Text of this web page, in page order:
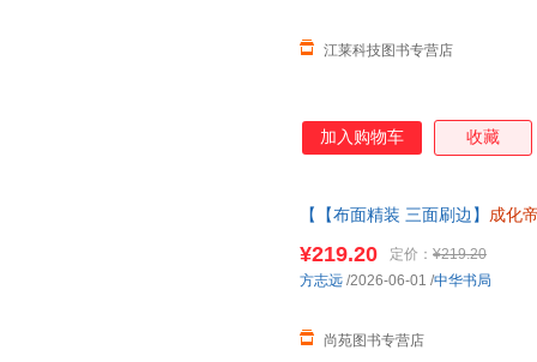
江莱科技图书专营店
加入购物车 收藏
【【布面精装 三面刷边】 成化
内书籍为准】
¥219.20 定价： ¥219.20
尚苑图书专营店
方志远 /2026-06-01 /中华书局